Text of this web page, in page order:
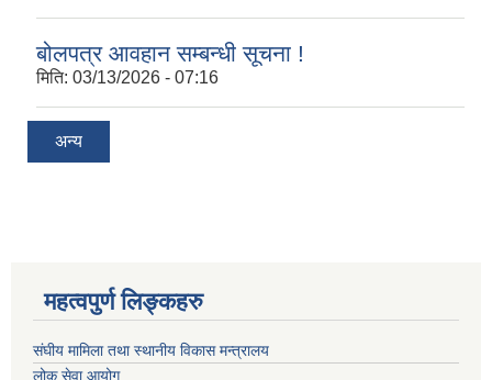
बोलपत्र आवहान सम्बन्धी सूचना !
मिति: 03/13/2026 - 07:16
अन्य
महत्वपुर्ण लिङ्कहरु
संघीय मामिला तथा स्थानीय विकास मन्त्रालय
लोक सेवा आयोग